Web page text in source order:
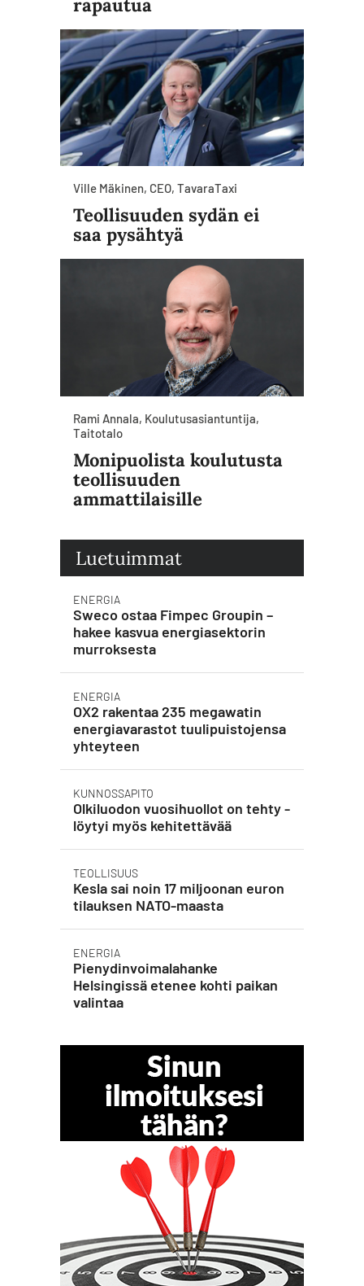
rapautua
Ville Mäkinen, CEO, TavaraTaxi
Teollisuuden sydän ei
saa pysähtyä
Rami Annala, Koulutusasiantuntija,
Taitotalo
Monipuolista koulutusta
teollisuuden
ammattilaisille
Luetuimmat
ENERGIA
Sweco ostaa Fimpec Groupin –
hakee kasvua energiasektorin
murroksesta
ENERGIA
OX2 rakentaa 235 megawatin
energiavarastot tuulipuistojensa
yhteyteen
KUNNOSSAPITO
Olkiluodon vuosihuollot on tehty -
löytyi myös kehitettävää
TEOLLISUUS
Kesla sai noin 17 miljoonan euron
tilauksen NATO-maasta
ENERGIA
Pienydinvoimalahanke
Helsingissä etenee kohti paikan
valintaa